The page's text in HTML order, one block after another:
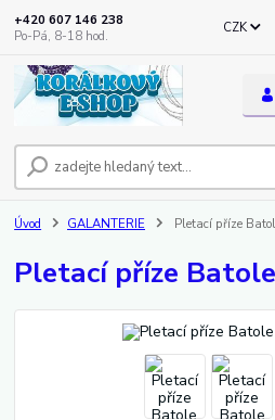
CZK
+420 607 146 238
Po-Pá, 8-18 hod.
Úvod GALANTERIE Pletací příze
Pletací příze